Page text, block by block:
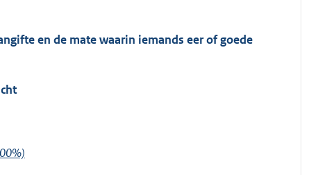
en de mate waarin iemands eer of goede